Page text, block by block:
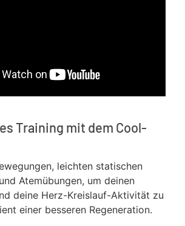
Training mit dem Cool-
leichten statischen
Atemübungen, um deinen
deine Herz-Kreislauf-Aktivität zu
einer besseren Regeneration.